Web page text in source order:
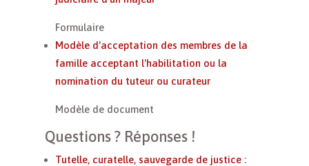
Formulaire
Modèle d'acceptation des membres de la
famille acceptant l'habilitation ou la
nomination du tuteur ou curateur
Modèle de document
Questions ? Réponses !
Tutelle, curatelle, sauvegarde de justice :